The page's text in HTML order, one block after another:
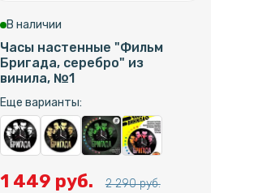
В наличии
Часы настенные "Фильм
Бригада, серебро" из
винила, №1
Еще варианты:
1 449 руб. 2 290 руб.